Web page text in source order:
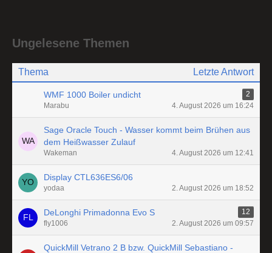
Ungelesene Themen
Thema Letzte Antwort
WMF 1000 Boiler undicht
2
Marabu
4. August 2026 um 16:24
Sage Oracle Touch - Wasser kommt beim Brühen aus
dem Heißwasser Zulauf
Wakeman 4. August 2026 um 12:41
Display CTL636ES6/06
yodaa 2. August 2026 um 18:52
DeLonghi Primadonna Evo S
12
fly1006
2. August 2026 um 09:57
QuickMill Vetrano 2 B bzw. QuickMill Sebastiano -